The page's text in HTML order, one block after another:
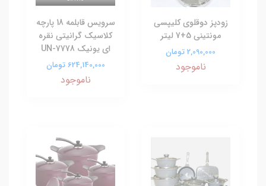
زودپز دوقلوی کلیپسی
مونتینی 5+7 لیتر
2,090,000 تومان
ناموجود
سرویس قابلمه 18 پارچه
کلاسیک گرانیتی نقره
ای یونیک UN-7778
624,140,000 تومان
ناموجود